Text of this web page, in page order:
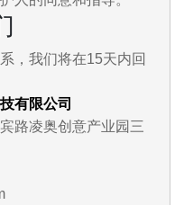
，我们将在15天内回
有限公司
路凌奥创意产业园三